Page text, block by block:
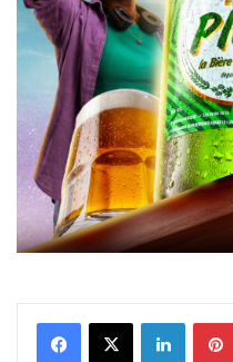
FacebookX Linkedin